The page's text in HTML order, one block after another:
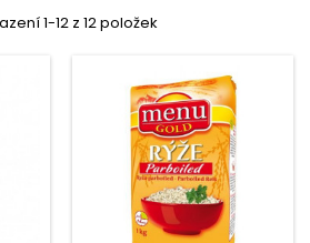
1-12 z 12 položek